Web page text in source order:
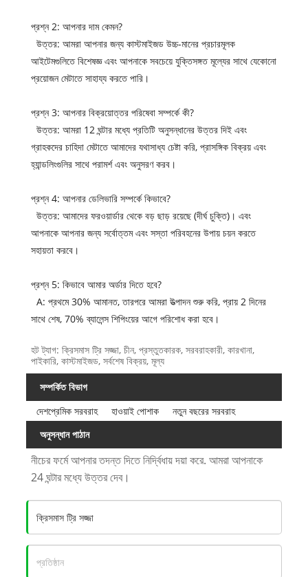
প্রশ্ন 2: আপনার দাম কেমন?
উত্তর: আমরা আপনার জন্য কাস্টমাইজড উচ্চ-মানের প্রচারমূলক
আইটেমগুলিতে বিশেষজ্ঞ এবং আপনাকে সবচেয়ে যুক্তিসঙ্গত মূল্যের সাথে যেকোনো
প্রয়োজন মেটাতে সাহায্য করতে পারি।
প্রশ্ন 3: আপনার বিক্রয়োত্তর পরিষেবা সম্পর্কে কী?
উত্তর: আমরা 12 ঘন্টার মধ্যে প্রতিটি অনুসন্ধানের উত্তর দিই এবং
গ্রাহকদের চাহিদা মেটাতে আমাদের যথাসাধ্য চেষ্টা করি, প্রাসঙ্গিক বিক্রয় এবং
হ্যান্ডলিংগুলির সাথে পরামর্শ এবং অনুসরণ করব।
প্রশ্ন 4: আপনার ডেলিভারি সম্পর্কে কিভাবে?
উত্তর: আমাদের ফরওয়ার্ডার থেকে বড় ছাড় রয়েছে (দীর্ঘ চুক্তি)। এবং
আপনাকে আপনার জন্য সর্বোত্তম এবং সস্তা পরিবহনের উপায় চয়ন করতে
সহায়তা করবে।
প্রশ্ন 5: কিভাবে আমার অর্ডার দিতে হবে?
A: প্রথমে 30% আমানত, তারপরে আমরা উত্পাদন শুরু করি, প্রায় 2 দিনের
সাথে শেষ, 70% ব্যালেন্স শিপিংয়ের আগে পরিশোধ করা হবে।
হট ট্যাগ: ক্রিসমাস ট্রি সজ্জা, চীন, প্রস্তুতকারক, সরবরাহকারী, কারখানা,
পাইকারি, কাস্টমাইজড, সর্বশেষ বিক্রয়, মূল্য
সম্পর্কিত বিভাগ
দেশপ্রেমিক সরবরাহ
হাওয়াই পোশাক
নতুন বছরের সরবরাহ
অনুসন্ধান পাঠান
নীচের ফর্মে আপনার তদন্ত দিতে নির্দ্বিধায় দয়া করে. আমরা আপনাকে
24 ঘন্টার মধ্যে উত্তর দেব।